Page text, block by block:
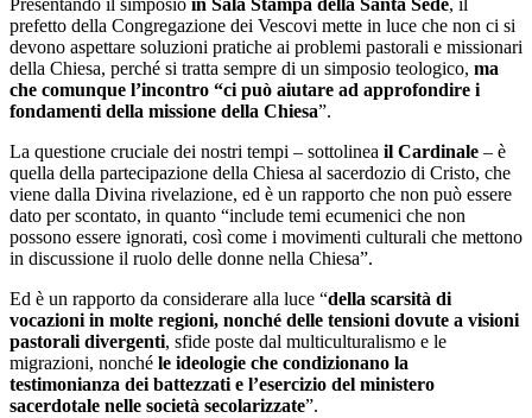
prefetto della Congregazione dei Vescovi mette in luce che non ci si
devono aspettare soluzioni pratiche ai problemi pastorali e missionari
della Chiesa, perché si tratta sempre di un simposio teologico, ma
che comunque l’incontro “ci può aiutare ad approfondire i
fondamenti della missione della Chiesa”.
La questione cruciale dei nostri tempi – sottolinea il Cardinale – è
quella della partecipazione della Chiesa al sacerdozio di Cristo, che
viene dalla Divina rivelazione, ed è un rapporto che non può essere
dato per scontato, in quanto “include temi ecumenici che non
possono essere ignorati, così come i movimenti culturali che mettono
in discussione il ruolo delle donne nella Chiesa”.
Ed è un rapporto da considerare alla luce “della scarsità di
vocazioni in molte regioni, nonché delle tensioni dovute a visioni
pastorali divergenti, sfide poste dal multiculturalismo e le
migrazioni, nonché le ideologie che condizionano la
testimonianza dei battezzati e l’esercizio del ministero
sacerdotale nelle società secolarizzate”.